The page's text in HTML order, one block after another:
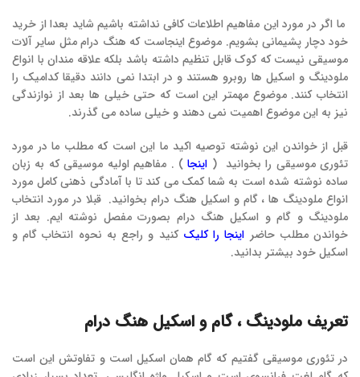
ما اگر در مورد این مفاهیم اطلاعات کافی نداشته باشیم شاید بعدا از خرید
خود دچار پشیمانی بشویم. موضوع اینجاست که هنگ درام مثل سایر آلات
موسیقی نیست که کوک قابل تنظیم داشته باشد بلکه علاقه مندان با انواع
ملودینگ و اسکیل ها روبرو هستند و در ابتدا نمی دانند دقیقا کدامیک را
انتخاب کنند. موضوع مهمتر این است که حتی خیلی ها بعد از نوازندگی
نیز به این موضوع اهمیت نمی دهند و خیلی ساده می گذرند.
قبل از خواندن این نوشته توصیه اکید ما این است که مطلب ما در مورد
تئوری موسیقی را بخوانید ( اینجا ) . مفاهیم اولیه موسیقی که به زبان
ساده نوشته شده است به شما کمک می کند تا با آمادگی ذهنی کامل مورد
انواع ملودینگ ها ، گام و اسکیل هنگ درام بخوانید. قبلا در مورد انتخاب
ملودینگ و گام و اسکیل هنگ درام بصورت مفصل نوشته ایم. بعد از
خواندن مطلب حاضر اینجا را کلیک کنید و راجع به نحوه انتخاب گام و
اسکیل خود بیشتر بدانید.
تعریف ملودینگ ، گام و اسکیل هنگ درام
در تئوری موسیقی گفتیم که گام همان اسکیل است و تفاوتش این است